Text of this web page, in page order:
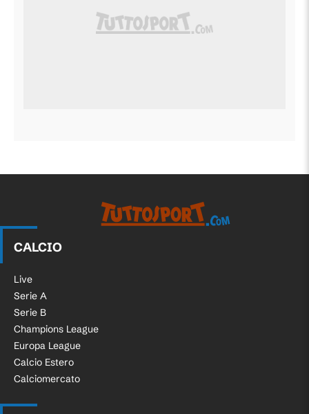
CALCIO
Live
Serie A
Serie B
Champions League
Europa League
Calcio Estero
Calciomercato